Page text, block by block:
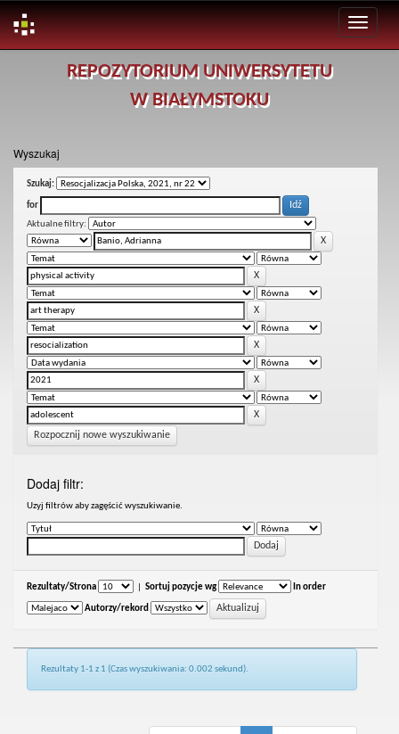
REPOZYTORIUM UNIWERSYTETU
W BIAŁYMSTOKU
Wyszukaj
Szukaj:
for
Aktualne filtry:
Rozpocznij nowe wyszukiwanie
Dodaj filtr:
Uzyj filtrów aby zagęścić wyszukiwanie.
Rezultaty/Strona Sortuj pozycje wg In order
Autorzy/rekord
Rezultaty 1-1 z 1 (Czas wyszukiwania: 0.002 sekund).